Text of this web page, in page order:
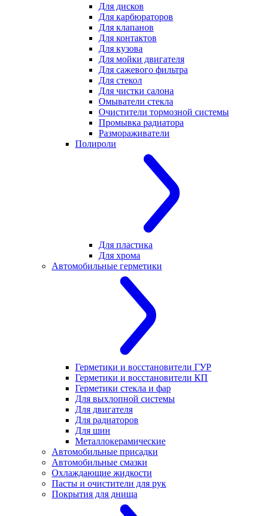
Для дисков
Для карбюраторов
Для клапанов
Для контактов
Для кузова
Для мойки двигателя
Для сажевого фильтра
Для стекол
Для чистки салона
Омыватели стекла
Очистители тормозной системы
Промывка радиатора
Размораживатели
Полироли
Для пластика
Для хрома
Автомобильные герметики
Герметики и восстановители ГУР
Герметики и восстановители КП
Герметики стекла и фар
Для выхлопной системы
Для двигателя
Для радиаторов
Для шин
Металлокерамические
Автомобильные присадки
Автомобильные смазки
Охлаждающие жидкости
Пасты и очистители для рук
Покрытия для днища